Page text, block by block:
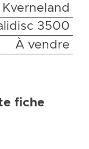
Kverneland
3500
À vendre
fiche